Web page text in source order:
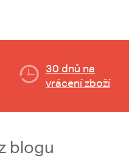
30 dnů na
vrácení zboží
blogu